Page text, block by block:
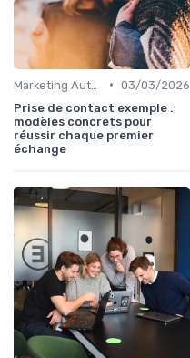
• 03/03/2026
Prise de contact exemple :
modèles concrets pour
réussir chaque premier
échange